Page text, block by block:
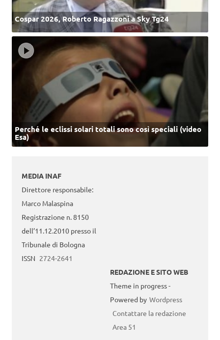
Cospar 2026, Roberto Ragazzoni a Sky Tg24
Perché le eclissi solari totali sono così speciali (video
Esa)
MEDIA INAF
Direttore responsabile:
Marco Malaspina
Registrazione n. 8150
dell’11.12.2010 presso il
Tribunale di Bologna
ISSN 2724-2641
REDAZIONE E SITO WEB
Theme in progress -
Powered by Wordpress
Contattare la redazione
Area 51